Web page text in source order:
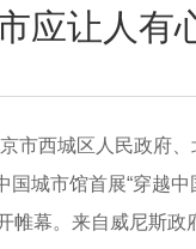
应让人有
市西城区人民政府
城市馆首展“穿越中
帷幕。来自威尼斯政